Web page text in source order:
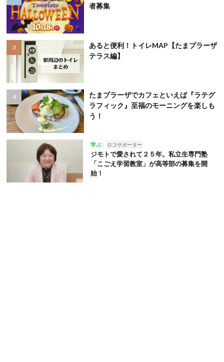
者募集
あると便利！トイレMAP【たまプラーザ
テラス編】
たまプラーザでカフェといえば『ラテグ
ラフィック』至福のモーニングを楽しも
う！
学ぶ ロコサポーター
ジモトで愛されて２５年。私立生専門塾
「こごえ学習教室」が高等部の募集を開
始！